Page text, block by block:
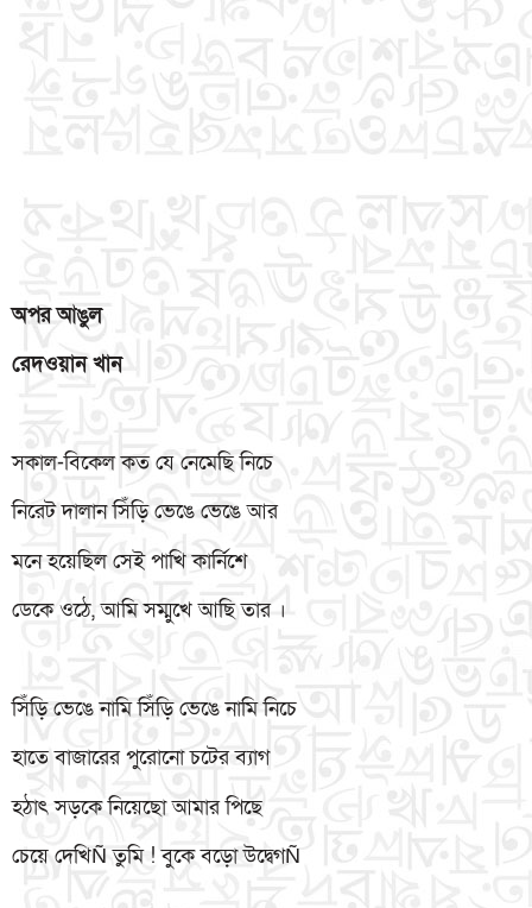
অপর আঙুল
রেদওয়ান খান
সকাল-বিকেল কত যে নেমেছি নিচে
নিরেট দালান সিঁড়ি ভেঙে ভেঙে আর
মনে হয়েছিল সেই পাখি কার্নিশে
ডেকে ওঠে, আমি সম্মুখে আছি তার ।
সিঁড়ি ভেঙে নামি সিঁড়ি ভেঙে নামি নিচে
হাতে বাজারের পুরোনো চটের ব্যাগ
হঠাৎ সড়কে নিয়েছো আমার পিছে
চেয়ে দেখিÑ তুমি ! বুকে বড়ো উদ্বেগÑ